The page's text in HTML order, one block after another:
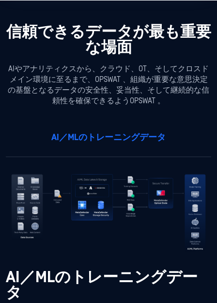
信頼できるデータが最も重要
な場面
AIやアナリティクスから、クラウド、OT、そしてクロスド
メイン環境に至るまで、OPSWAT 、組織が重要な意思決定
の基盤となるデータの安全性、妥当性、そして継続的な信
頼性を確保できるようOPSWAT 。
AI／MLのトレーニングデータ
AI／MLのトレーニングデー
タ